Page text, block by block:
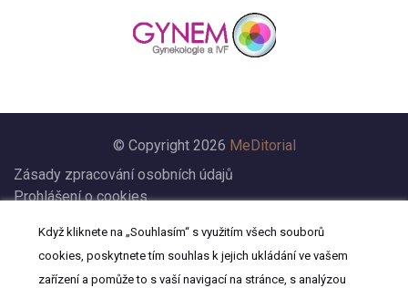
© Copyright 2026 MeDitorial
Zásady zpracování osobních údajů
Prohlášení o cookies
Prohlášení
Kontakt
Když kliknete na „Souhlasím“ s využitím všech souborů
cookies, poskytnete tím souhlas k jejich ukládání ve vašem
zařízení a pomůže to s vaší navigací na stránce, s analýzou